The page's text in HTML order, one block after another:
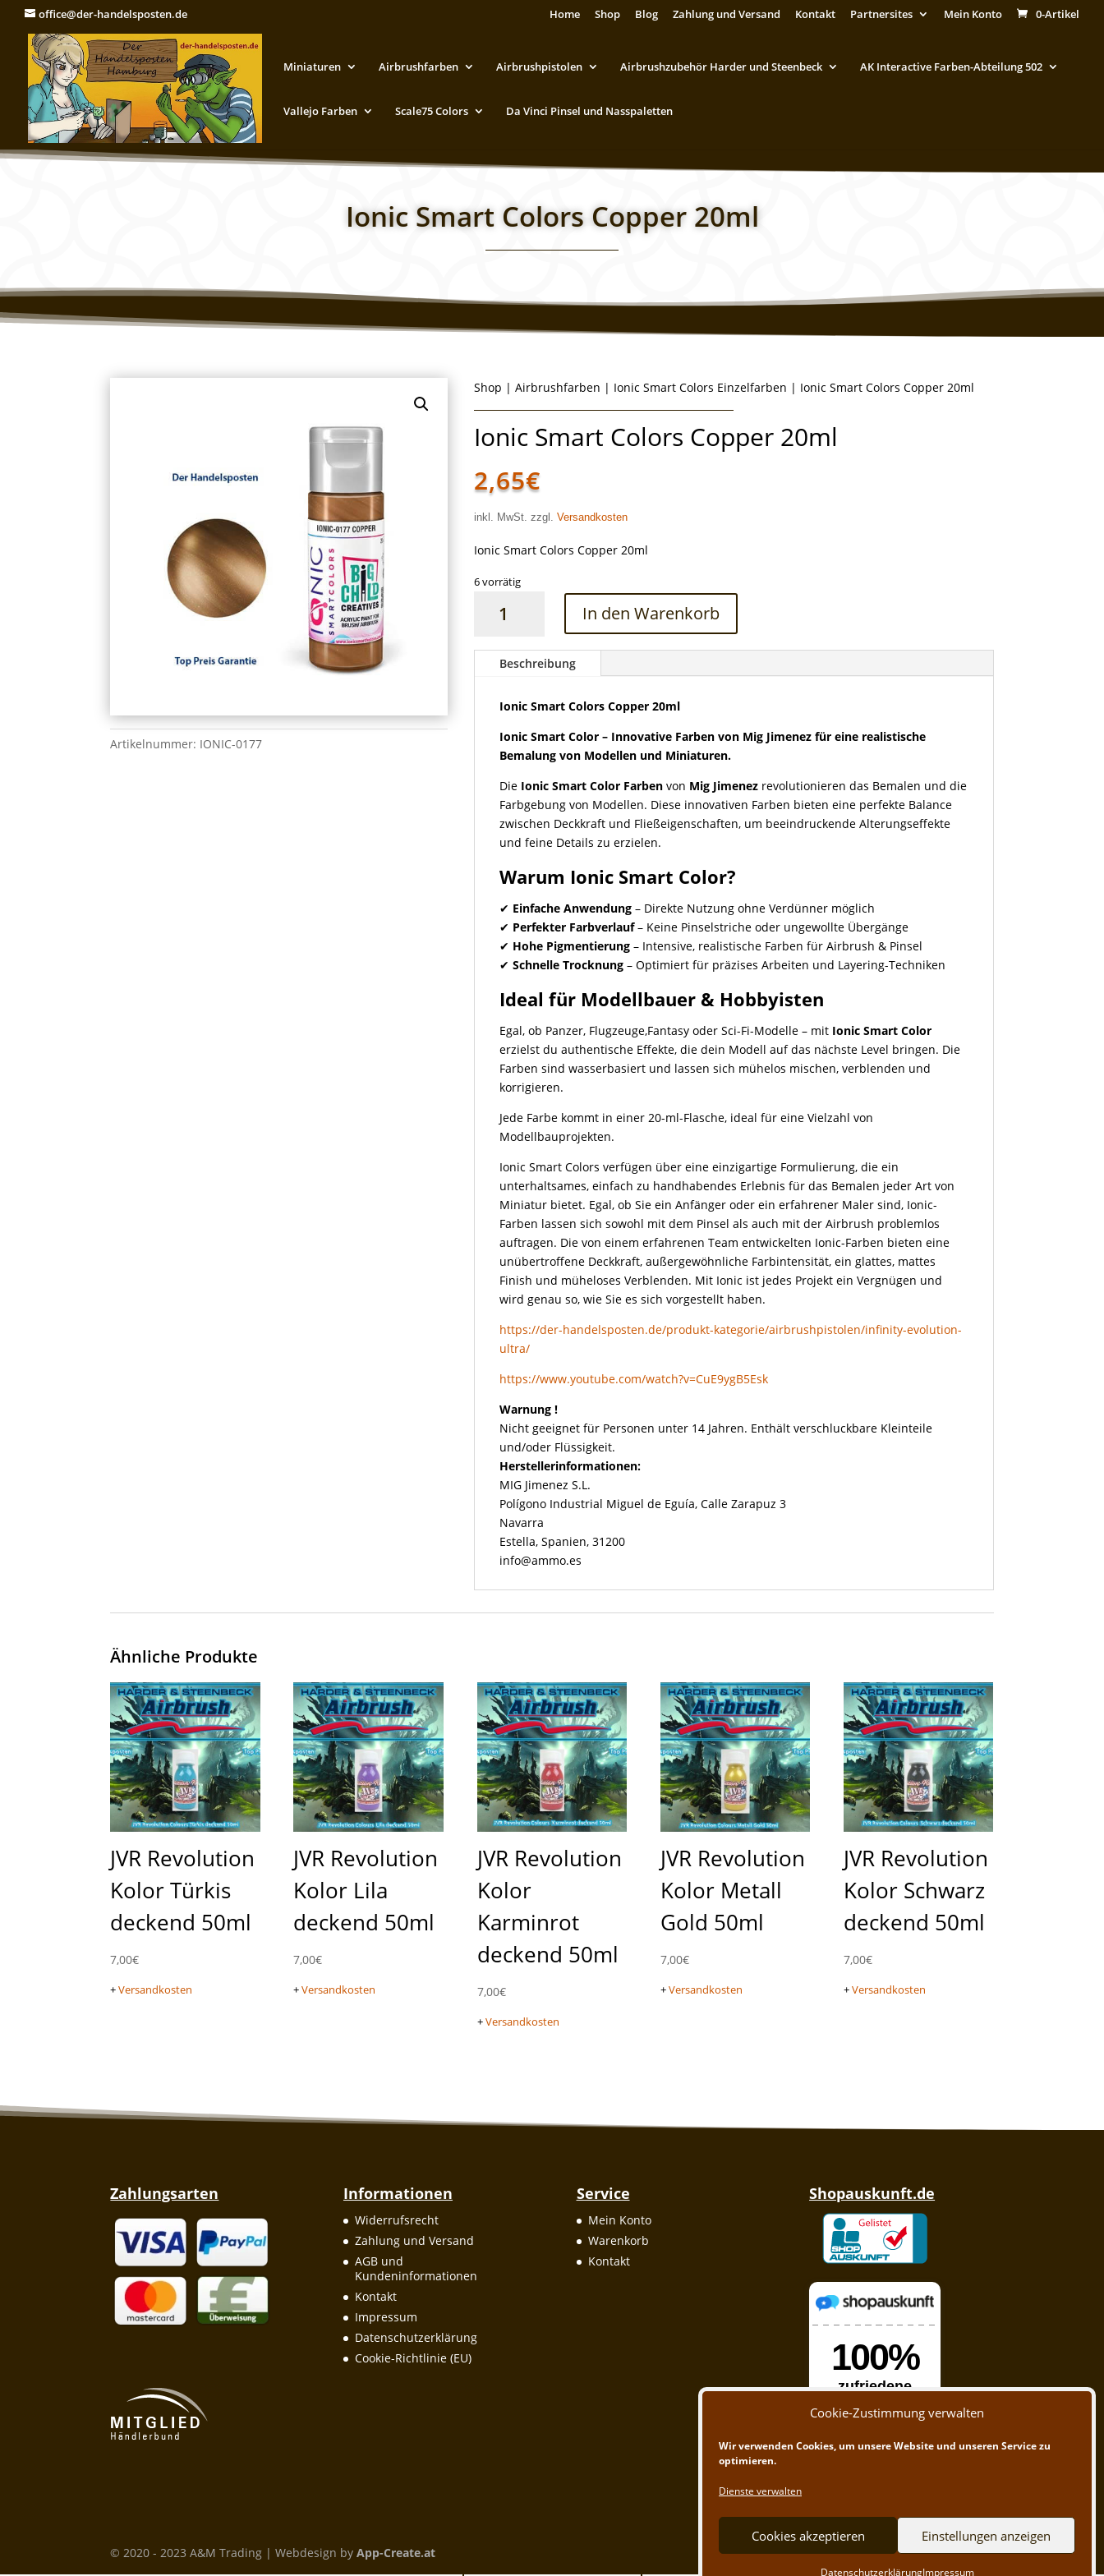
Cookie-Zustimmung verwalten
Wir verwenden Cookies, um unsere Website und unseren Service zu
optimieren.
Dienste verwalten
Cookies akzeptieren Einstellungen anzeigen
DatenschutzerklärungImpressum
office@der-handelsposten.de Home Shop Blog Zahlung und Versand Kontakt Partnersites Mein Konto 0-Artikel
Miniaturen Airbrushfarben Airbrushpistolen Airbrushzubehör Harder und Steenbeck AK Interactive Farben-Abteilung 502
Vallejo Farben Scale75 Colors Da Vinci Pinsel und Nasspaletten
Ionic Smart Colors Copper 20ml
Artikelnummer: IONIC-0177
Shop |Airbrushfarben | Ionic Smart Colors Einzelfarben | Ionic Smart Colors Copper 20ml
Ionic Smart Colors Copper 20ml
2,65€
inkl. MwSt. zzgl.Versandkosten
Ionic Smart Colors Copper 20ml
6 vorrätig
Smart
Copper
In den Warenkorb
Beschreibung
Ionic Smart Colors Copper 20ml
Ionic Smart Color – Innovative Farben von Mig Jimenez für eine realistische
Bemalung von Modellen und Miniaturen.
Die Ionic Smart Color Farben von Mig Jimenez revolutionieren das Bemalen und die
Farbgebung von Modellen. Diese innovativen Farben bieten eine perfekte Balance
zwischen Deckkraft und Fließeigenschaften, um beeindruckende Alterungseffekte
und feine Details zu erzielen.
Warum Ionic Smart Color?
✔ Einfache Anwendung – Direkte Nutzung ohne Verdünner möglich
✔ Perfekter Farbverlauf– Keine Pinselstriche oder ungewollte Übergänge
✔ Hohe Pigmentierung – Intensive, realistische Farben für Airbrush & Pinsel
✔Schnelle Trocknung – Optimiert für präzises Arbeiten und Layering-Techniken
Ideal für Modellbauer & Hobbyisten
Egal, ob Panzer, Flugzeuge,Fantasy oder Sci-Fi-Modelle – mit Ionic Smart Color
erzielst du authentische Effekte, die dein Modell auf das nächste Level bringen. Die
Farben sind wasserbasiert und lassen sich mühelos mischen, verblenden und
korrigieren.
Jede Farbe kommt in einer 20-ml-Flasche, ideal für eine Vielzahl von
Modellbauprojekten.
Ionic Smart Colors verfügen über eine einzigartige Formulierung, die ein
unterhaltsames, einfach zu handhabendes Erlebnis für das Bemalen jeder Art von
Miniatur bietet. Egal, ob Sie ein Anfänger oder ein erfahrener Maler sind, Ionic-
Farben lassen sich sowohl mit dem Pinsel als auch mit der Airbrush problemlos
auftragen. Die von einem erfahrenen Team entwickelten Ionic-Farben bieten eine
unübertroffene Deckkraft, außergewöhnliche Farbintensität, ein glattes, mattes
Finish und müheloses Verblenden. Mit Ionic ist jedes Projekt ein Vergnügen und
wird genau so, wie Sie es sich vorgestellt haben.
https://der-handelsposten.de/produkt-kategorie/airbrushpistolen/infinity-evolution-
ultra/
https://www.youtube.com/watch?v=CuE9ygB5Esk
Warnung !
Nicht geeignet für Personen unter 14 Jahren. Enthält verschluckbare Kleinteile
und/oder Flüssigkeit.
Herstellerinformationen:
MIG Jimenez S.L.
Polígono Industrial Miguel de Eguía, Calle Zarapuz 3
Navarra
Estella, Spanien, 31200
info@ammo.es
Ähnliche Produkte
JVR Revolution
Kolor Türkis
deckend 50ml
7,00€
+Versandkosten
JVR Revolution
Kolor Lila
deckend 50ml
7,00€
+Versandkosten
JVR Revolution
Kolor
Karminrot
deckend 50ml
7,00€
+Versandkosten
JVR Revolution
Kolor Metall
Gold 50ml
7,00€
+Versandkosten
JVR Revolution
Kolor Schwarz
deckend 50ml
7,00€
+Versandkosten
Zahlungsarten Informationen
Widerrufsrecht
Zahlung und Versand
AGB und
Kundeninformationen
Kontakt
Impressum
Datenschutzerklärung
Cookie-Richtlinie (EU)
Service
Mein Konto
Warenkorb
Kontakt
Shopauskunft.de
© 2020 - 2023 A&M Trading | Webdesign byApp-Create.at